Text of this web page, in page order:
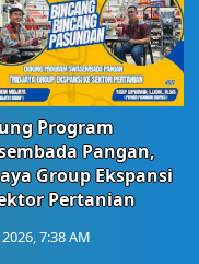
Program
Pangan,
Group Ekspansi
Pertanian
7:38 AM